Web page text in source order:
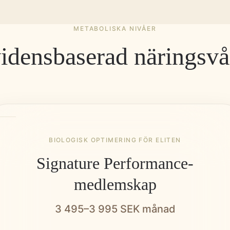
METABOLISKA NIVÅER
BIOLOGISK OPTIMERING FÖR ELITEN
Signature Performance-
medlemskap
3 495–3 995 SEK månad